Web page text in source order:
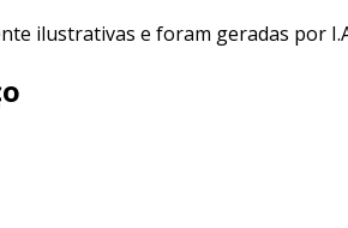
ilustrativas e foram geradas por